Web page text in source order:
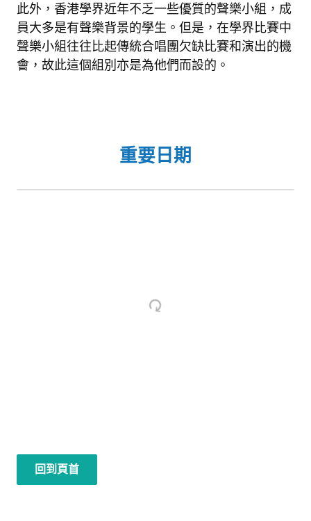
此外，香港學界近年不乏一些優質的聲樂小組，成
員大多是有聲樂背景的學生。但是，在學界比賽中
聲樂小組往往比起傳統合唱團欠缺比賽和演出的機
會，故此這個組別亦是為他們而設的。
重要日期
回到頁首